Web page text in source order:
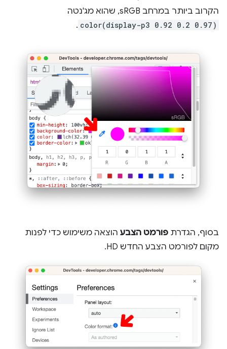
הקרוב ביותר במרחב sRGB, שהוא מג'נטה
color(display-p3 0.92 0.2 0.97)
.
בסוף, הגדרת פורמט הצבע הוצאה משימוש כדי לפנות
מקום לפורמט הצבע החדש HD.